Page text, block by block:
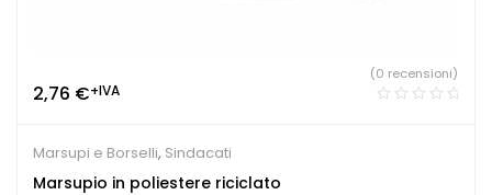
2,76 €+IVA
(0 recensioni)
Marsupi e Borselli, Sindacati
Marsupio in poliestere riciclato